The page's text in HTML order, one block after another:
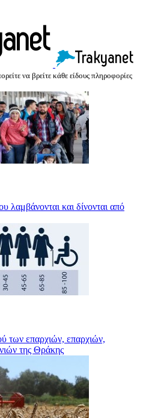
να βρείτε κάθε είδους πληροφορίες
λαμβάνονται και δίνονται από
των επαρχιών, επαρχιών,
της Θράκης